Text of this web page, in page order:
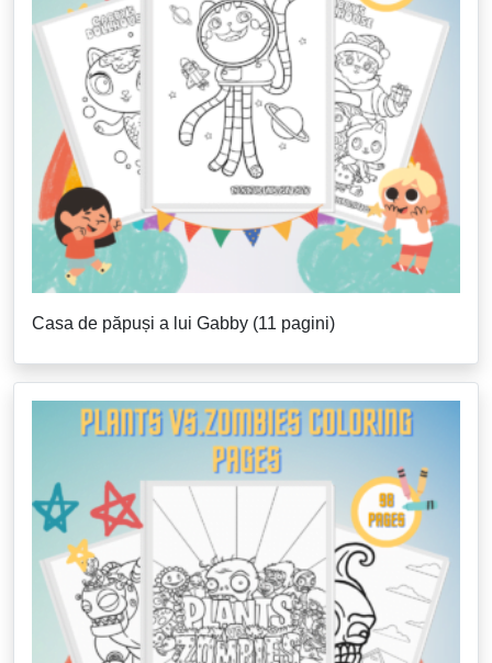
Casa de păpuși a lui Gabby (11 pagini)